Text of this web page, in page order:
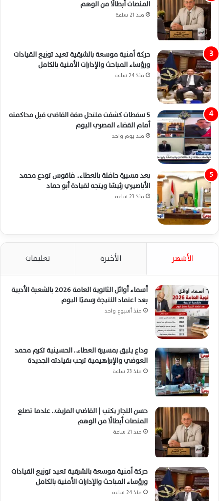
المنصات أبطالًا من الوهم
منذ 21 ساعة
حركة أمنية موسعة بالشرقية تعيد توزيع القيادات
ورؤساء المباحث والإدارات الأمنية بالكامل
منذ 24 ساعة
5 سقطات كشفت منتحل صفة القاضي قبل محاكمته
أمام القضاء المصري اليوم
منذ يوم واحد
بعد مسيرة حافلة بالعطاء.. فاقوس تودع محمد
الأباصيري رئيسًا ويتجه لقيادة أبو حماد
منذ 23 ساعة
الأشهر الأخيرة تعليقات
أسماء أوائل الثانوية العامة 2026 بالشعبة الأدبية
بعد اعتماد النتيجة رسميًا اليوم
منذ أسبوع واحد
وداع يليق بمسيرة العطاء.. الحسينية تكرم محمد
العوضي والإبراهيمية ترحب بقيادته الجديدة
منذ 23 ساعة
حسن النجار يكتب | القاضي المزيف.. عندما تصنع
المنصات أبطالًا من الوهم
منذ 21 ساعة
حركة أمنية موسعة بالشرقية تعيد توزيع القيادات
ورؤساء المباحث والإدارات الأمنية بالكامل
منذ 24 ساعة